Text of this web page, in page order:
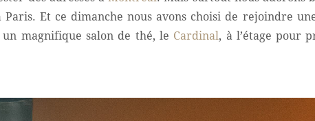
Et ce dimanche nous avons choisi de rejoindre
magnifique salon de thé, le Cardinal , à l’étage pour